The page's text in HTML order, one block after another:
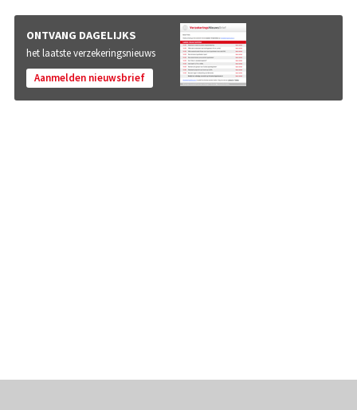
ONTVANG DAGELIJKS
het laatste verzekeringsnieuws
Aanmelden nieuwsbrief